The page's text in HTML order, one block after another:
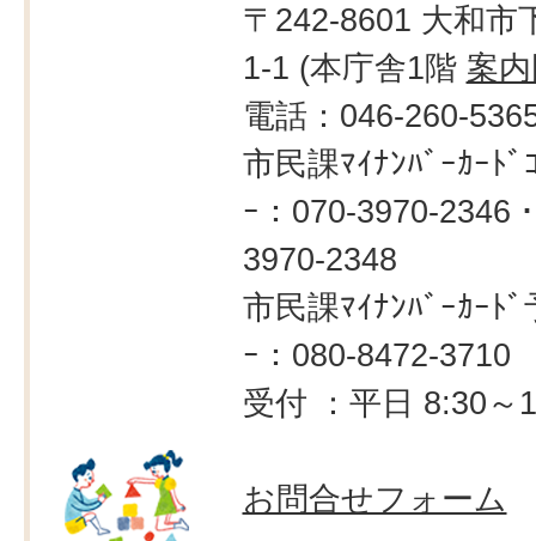
〒242-8601 大和市
1-1 (本庁舎1階 案
電話：046-260-
市民課ﾏｲﾅﾝﾊﾞｰｶｰﾄﾞ
ｰ：070-3970-2346
3970-2348
市民課ﾏｲﾅﾝﾊﾞｰｶｰﾄﾞ
ｰ：080-8472-3710
受付 ：平日 8:30～
お問合せフォーム